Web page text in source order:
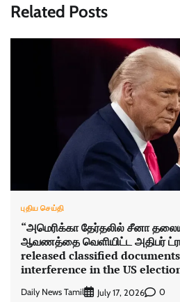
Related Posts
புதிய செய்தி
“அமெரிக்கா தேர்தலில் சீனா
ஆவணத்தை வெளியிட்ட அதிபர்
released classified
interference in the US
Daily News Tamil July 17, 2026 0